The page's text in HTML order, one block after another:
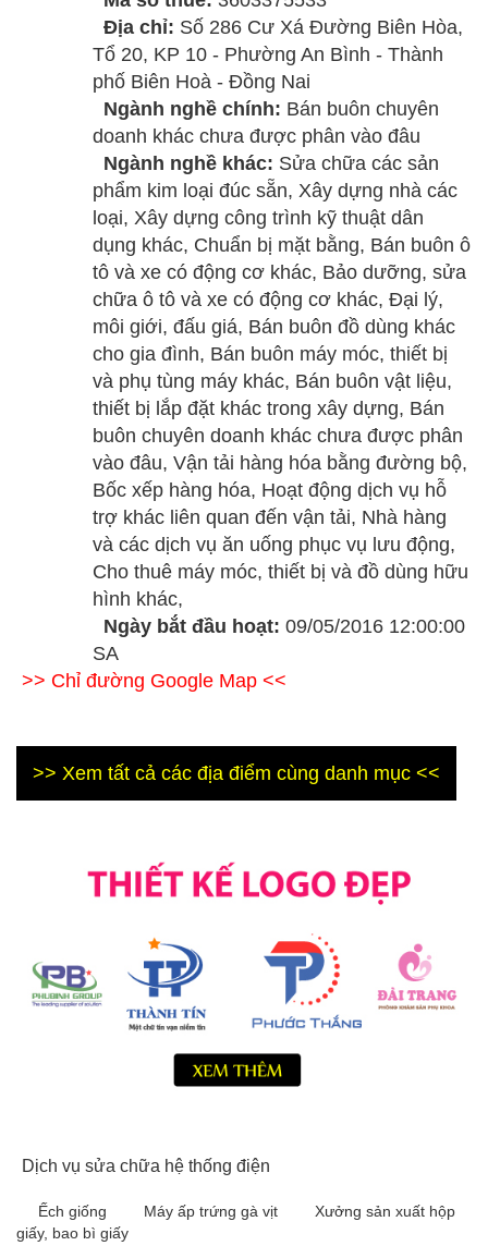
Địa chỉ: Số 286 Cư Xá Đường Biên Hòa,
Tổ 20, KP 10 - Phường An Bình - Thành
phố Biên Hoà - Đồng Nai
Ngành nghề chính: Bán buôn chuyên
doanh khác chưa được phân vào đâu
Ngành nghề khác: Sửa chữa các sản
phẩm kim loại đúc sẵn, Xây dựng nhà các
loại, Xây dựng công trình kỹ thuật dân
dụng khác, Chuẩn bị mặt bằng, Bán buôn ô
tô và xe có động cơ khác, Bảo dưỡng, sửa
chữa ô tô và xe có động cơ khác, Đại lý,
môi giới, đấu giá, Bán buôn đồ dùng khác
cho gia đình, Bán buôn máy móc, thiết bị
và phụ tùng máy khác, Bán buôn vật liệu,
thiết bị lắp đặt khác trong xây dựng, Bán
buôn chuyên doanh khác chưa được phân
vào đâu, Vận tải hàng hóa bằng đường bộ,
Bốc xếp hàng hóa, Hoạt động dịch vụ hỗ
trợ khác liên quan đến vận tải, Nhà hàng
và các dịch vụ ăn uống phục vụ lưu động,
Cho thuê máy móc, thiết bị và đồ dùng hữu
hình khác,
Ngày bắt đầu hoạt: 09/05/2016 12:00:00
SA
>> Chỉ đường Google Map <<
>> Xem tất cả các địa điểm cùng danh mục <<
Dịch vụ sửa chữa hệ thống điện
Ếch giống Máy ấp trứng gà vịt
Xưởng sản xuất hộp
giấy, bao bì giấy